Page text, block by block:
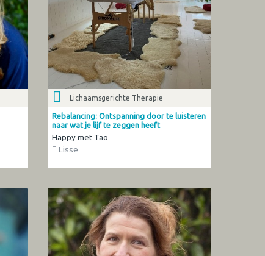
Lichaamsgerichte Therapie
Rebalancing: Ontspanning door te luisteren
naar wat je lijf te zeggen heeft
Happy met Tao
Lisse